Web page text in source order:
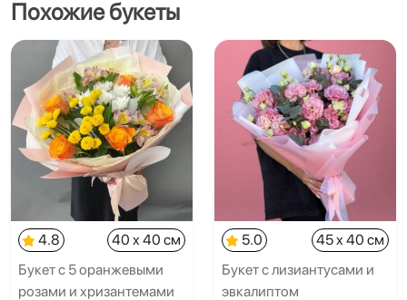
Похожие букеты
4.8
40 x 40 см
Букет с 5 оранжевыми
розами и хризантемами
5.0
45 x 40 см
Букет с лизиантусами и
эвкалиптом